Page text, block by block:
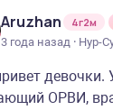
Aruzhan 4г2м
3 года назад · Нур-
девочки.
ОРВИ,